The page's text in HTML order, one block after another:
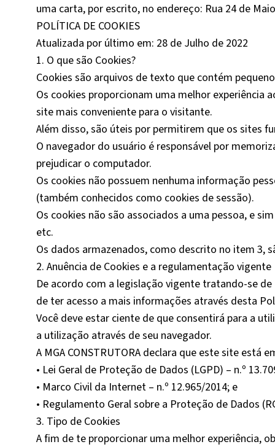
uma carta, por escrito, no endereço: Rua 24 de
POLÍTICA DE COOKIES
Atualizada por último em: 28 de Julho de 2022
1. O que são Cookies?
Cookies são arquivos de texto que contém
Os cookies proporcionam uma melhor
site mais conveniente para o visitante.
Além disso, são úteis por permitirem que os sites
O navegador do usuário é responsável por
prejudicar o computador.
Os cookies não possuem nenhuma informação
(também conhecidos como cookies de sessão).
Os cookies não são associados a uma pessoa, e
etc.
Os dados armazenados, como descrito no item 3,
2. Anuência de Cookies e a regulamentação vigente
De acordo com a legislação vigente tratando-se
de ter acesso a mais informações através desta
Você deve estar ciente de que consentirá para a
a utilização através de seu navegador.
A MGA CONSTRUTORA declara que este site
• Lei Geral de Proteção de Dados (LGPD) – n.º
• Marco Civil da Internet – n.º 12.965/2014; e
• Regulamento Geral sobre a Proteção de Dados
3. Tipo de Cookies
A fim de te proporcionar uma melhor experiência,